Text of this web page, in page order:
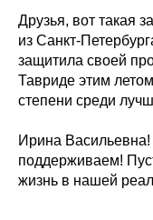
Друзья, вот такая
из Санкт-
защитила своей
Тавриде этим
степени среди
Ирина
поддерживаем!
жизнь в нашей